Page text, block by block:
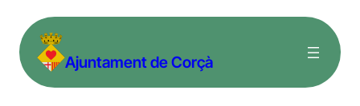
contingut Ajuntament de Corçà